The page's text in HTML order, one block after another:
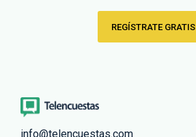
REGÍSTRATE GRATIS
info@telencuestas.com